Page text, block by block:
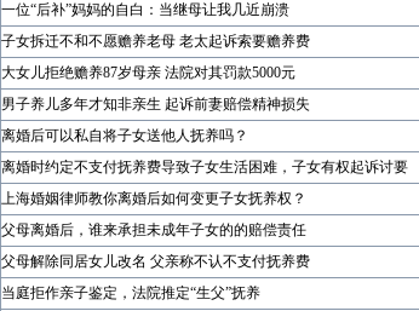
一位“后补”妈妈的自白：当继母让我几近崩溃
子女拆迁不和不愿赡养老母 老太起诉索要赡养费
大女儿拒绝赡养87岁母亲 法院对其罚款5000元
男子养儿多年才知非亲生 起诉前妻赔偿精神损失
离婚后可以私自将子女送他人抚养吗？
离婚时约定不支付抚养费导致子女生活困难，子女有权起诉讨要
上海婚姻律师教你离婚后如何变更子女抚养权？
父母离婚后，谁来承担未成年子女的的赔偿责任
父母解除同居女儿改名 父亲称不认不支付抚养费
当庭拒作亲子鉴定，法院推定“生父”抚养